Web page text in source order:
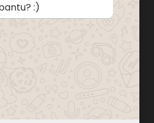
Bintaro Pondok
Kota Tangerang
:)